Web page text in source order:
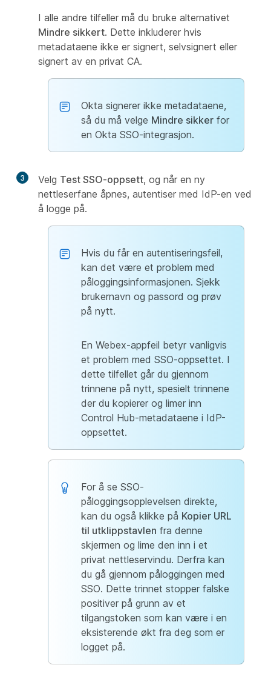
I alle andre tilfeller må du bruke alternativet
Mindre sikkert. Dette inkluderer hvis
metadataene ikke er signert, selvsignert eller
signert av en privat CA.
Okta signerer ikke metadataene,
så du må velge Mindre sikker for
en Okta SSO-integrasjon.
3 Velg Test SSO-oppsett, og når en ny
nettleserfane åpnes, autentiser med IdP-en ved
å logge på.
Hvis du får en autentiseringsfeil,
kan det være et problem med
påloggingsinformasjonen. Sjekk
brukernavn og passord og prøv
på nytt.
En Webex-appfeil betyr vanligvis
et problem med SSO-oppsettet. I
dette tilfellet går du gjennom
trinnene på nytt, spesielt trinnene
der du kopierer og limer inn
Control Hub-metadataene i IdP-
oppsettet.
For å se SSO-
påloggingsopplevelsen direkte,
kan du også klikke på Kopier URL
til utklippstavlen fra denne
skjermen og lime den inn i et
privat nettleservindu. Derfra kan
du gå gjennom påloggingen med
SSO. Dette trinnet stopper falske
positiver på grunn av et
tilgangstoken som kan være i en
eksisterende økt fra deg som er
logget på.